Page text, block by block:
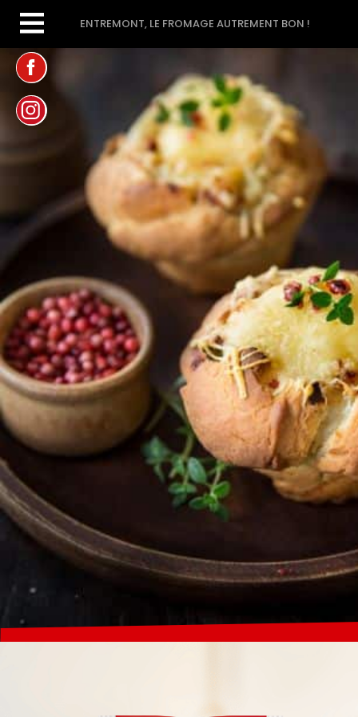
ENTREMONT, LE FROMAGE AUTREMENT BON !